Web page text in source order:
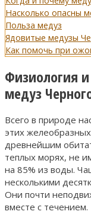
Насколько опасны
Польза медуз
Ядовитые медузы
Как помочь при
Физиология
медуз
Всего в природе
этих
древнейшим
теплых морях, не
на 85% из воды.
несколькими
Они почти
вместе с течением.